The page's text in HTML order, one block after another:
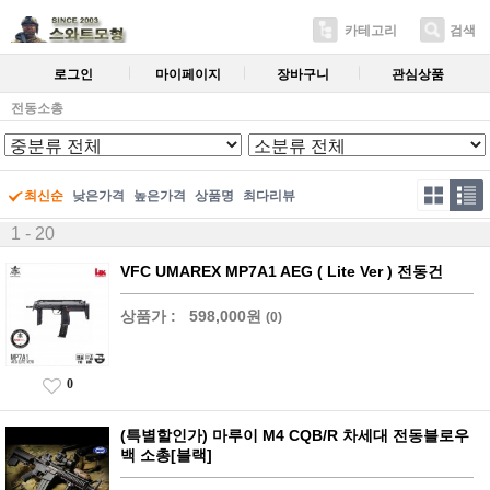
카테고리 검색
로그인 마이페이지 장바구니 관심상품
전동소총
최신순 낮은가격 높은가격 상품명 최다리뷰
1 - 20
VFC UMAREX MP7A1 AEG ( Lite Ver ) 전동건
상품가 : 598,000원 (0)
0
(특별할인가) 마루이 M4 CQB/R 차세대 전동블로우
백 소총[블랙]